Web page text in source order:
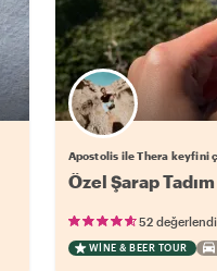
Apostolis ile Thera keyfini
Özel Şarap
52
WINE & BEER TOUR